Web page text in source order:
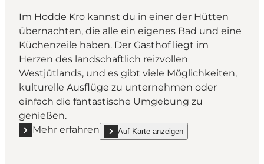
Im Hodde Kro kannst du in einer der Hütten
übernachten, die alle ein eigenes Bad und eine
Küchenzeile haben. Der Gasthof liegt im
Herzen des landschaftlich reizvollen
Westjütlands, und es gibt viele Möglichkeiten,
kulturelle Ausflüge zu unternehmen oder
einfach die fantastische Umgebung zu
genießen.
Mehr erfahren
Mehr erfahren "Hodde Kro - Hütten"
Auf Karte anzeigen
show Hodde Kro - Hütten on_map